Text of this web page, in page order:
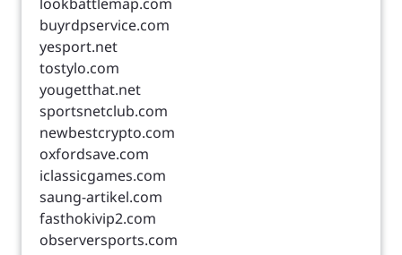
buyrdpservice.com
yesport.net
tostylo.com
yougetthat.net
sportsnetclub.com
newbestcrypto.com
oxfordsave.com
iclassicgames.com
saung-artikel.com
fasthokivip2.com
observersports.com